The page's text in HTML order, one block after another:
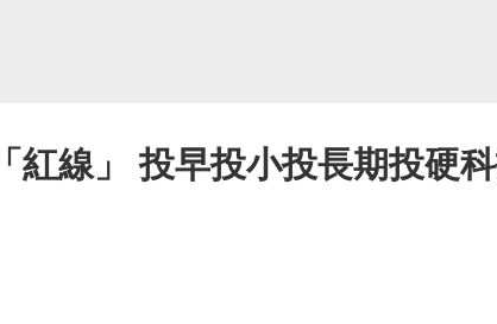
紅線」 投早投小投長期投硬